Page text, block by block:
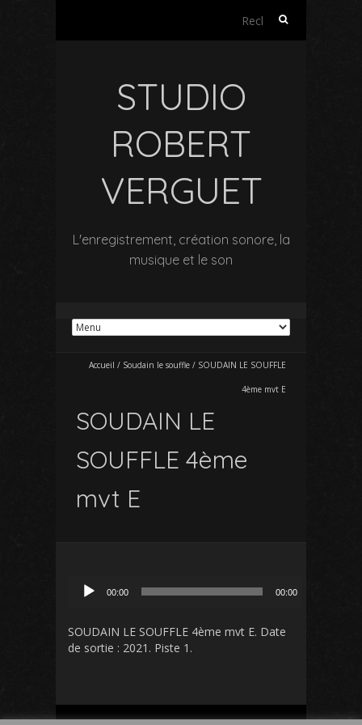
Rechercher :
STUDIO
ROBERT
VERGUET
L'enregistrement, création sonore, la
musique et le son
Accueil / Soudain le souffle / SOUDAIN LE SOUFFLE
4ème mvt E
SOUDAIN LE
SOUFFLE 4ème
mvt E
00:00 00:00
SOUDAIN LE SOUFFLE 4ème mvt E. Date
de sortie : 2021. Piste 1.